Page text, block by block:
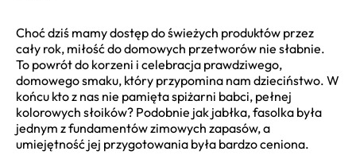
Choć dziś mamy dostęp do świeżych produktów przez
cały rok, miłość do domowych przetworów nie słabnie.
To powrót do korzeni i celebracja prawdziwego,
domowego smaku, który przypomina nam dzieciństwo. W
końcu kto z nas nie pamięta spiżarni babci, pełnej
kolorowych słoików? Podobnie jak jabłka, fasolka była
jednym z fundamentów zimowych zapasów, a
umiejętność jej przygotowania była bardzo ceniona.